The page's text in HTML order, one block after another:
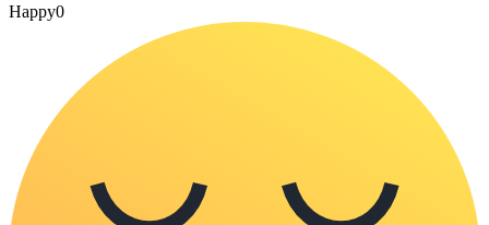
Happy0